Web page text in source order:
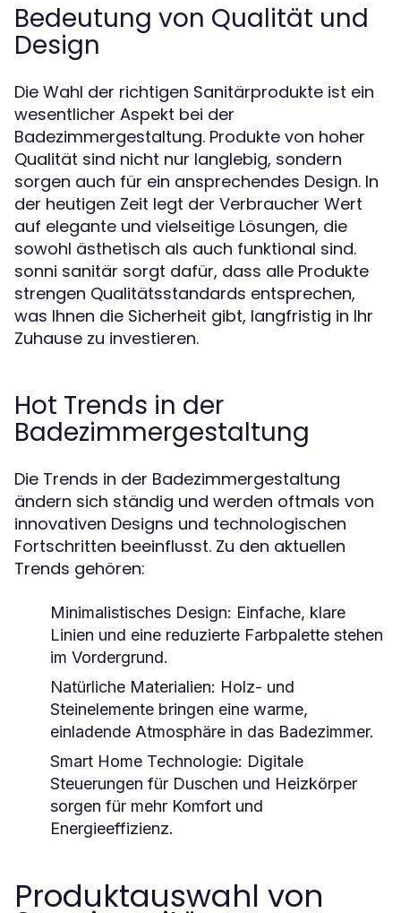
Bedeutung von Qualität und
Design
Die Wahl der richtigen Sanitärprodukte ist ein
wesentlicher Aspekt bei der
Badezimmergestaltung. Produkte von hoher
Qualität sind nicht nur langlebig, sondern
sorgen auch für ein ansprechendes Design. In
der heutigen Zeit legt der Verbraucher Wert
auf elegante und vielseitige Lösungen, die
sowohl ästhetisch als auch funktional sind.
sonni sanitär sorgt dafür, dass alle Produkte
strengen Qualitätsstandards entsprechen,
was Ihnen die Sicherheit gibt, langfristig in Ihr
Zuhause zu investieren.
Hot Trends in der
Badezimmergestaltung
Die Trends in der Badezimmergestaltung
ändern sich ständig und werden oftmals von
innovativen Designs und technologischen
Fortschritten beeinflusst. Zu den aktuellen
Trends gehören:
Minimalistisches Design: Einfache, klare
Linien und eine reduzierte Farbpalette stehen
im Vordergrund.
Natürliche Materialien: Holz- und
Steinelemente bringen eine warme,
einladende Atmosphäre in das Badezimmer.
Smart Home Technologie: Digitale
Steuerungen für Duschen und Heizkörper
sorgen für mehr Komfort und
Energieeffizienz.
Produktauswahl von